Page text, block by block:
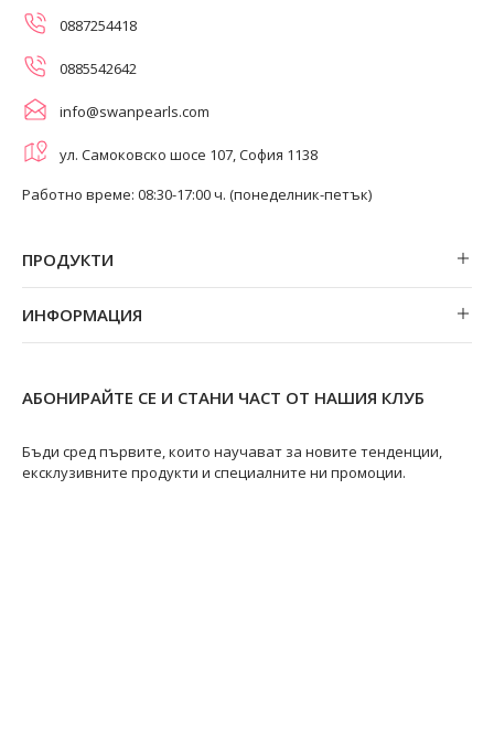
0887254418
0885542642
info@swanpearls.com
ул. Самоковско шосе 107, София 1138
Работно време: 08:30-17:00 ч. (понеделник-петък)
ПРОДУКТИ
Гривни
ИНФОРМАЦИЯ
Магазини
Ремонт на бижута
Видове перли
АБОНИРАЙТЕ СЕ И СТАНИ ЧАСТ ОТ НАШИЯ КЛУБ
Бъди сред първите, които научават за новите тенденции,
ексклузивните продукти и специалните ни промоции.